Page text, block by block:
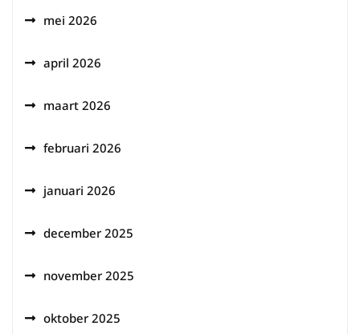
mei 2026
april 2026
maart 2026
februari 2026
januari 2026
december 2025
november 2025
oktober 2025